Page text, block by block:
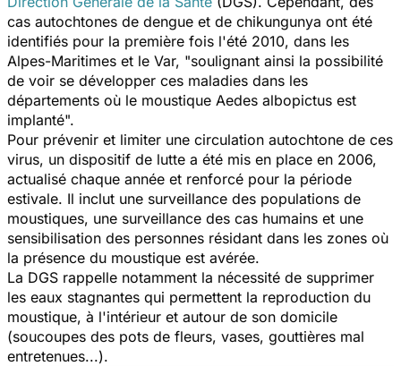
cas autochtones de dengue et de chikungunya ont été
identifiés pour la première fois l'été 2010, dans les
Alpes-Maritimes et le Var, "soulignant ainsi la possibilité
de voir se développer ces maladies dans les
départements où le moustique Aedes albopictus est
implanté".
Pour prévenir et limiter une circulation autochtone de ces
virus, un dispositif de lutte a été mis en place en 2006,
actualisé chaque année et renforcé pour la période
estivale. Il inclut une surveillance des populations de
moustiques, une surveillance des cas humains et une
sensibilisation des personnes résidant dans les zones où
la présence du moustique est avérée.
La DGS rappelle notamment la nécessité de supprimer
les eaux stagnantes qui permettent la reproduction du
moustique, à l'intérieur et autour de son domicile
(soucoupes des pots de fleurs, vases, gouttières mal
entretenues...).